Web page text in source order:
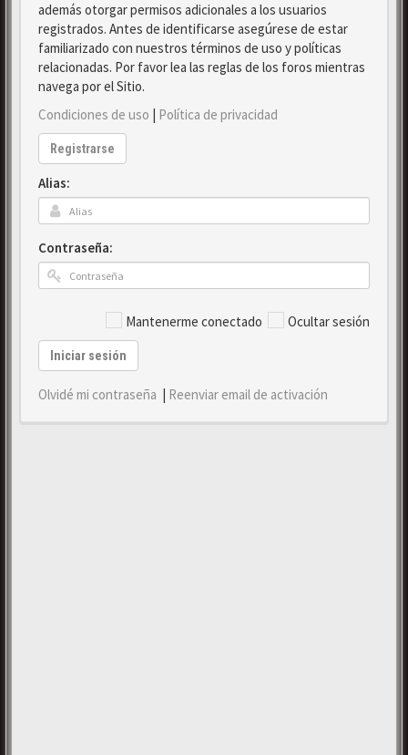
además otorgar permisos adicionales a los usuarios
registrados. Antes de identificarse asegúrese de estar
familiarizado con nuestros términos de uso y políticas
relacionadas. Por favor lea las reglas de los foros mientras
navega por el Sitio.
Condiciones de uso | Política de privacidad
Registrarse
Alias:
Contraseña:
Mantenerme conectado Ocultar sesión
Iniciar sesión
Olvidé mi contraseña | Reenviar email de activación